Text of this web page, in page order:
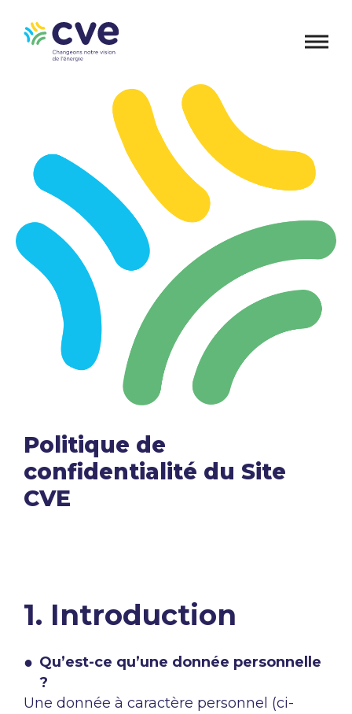
Politique de
confidentialité du Site
CVE
1. Introduction
Qu’est-ce qu’une donnée personnelle
?
Une donnée à caractère personnel (ci-